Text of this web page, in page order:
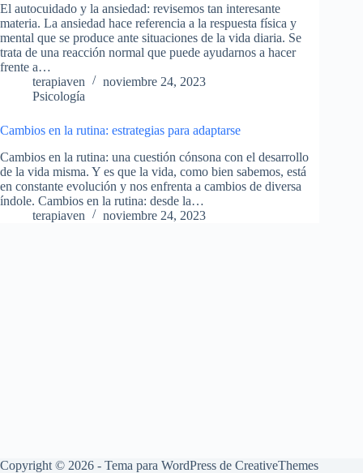
El autocuidado y la ansiedad: revisemos tan interesante
materia. La ansiedad hace referencia a la respuesta física y
mental que se produce ante situaciones de la vida diaria. Se
trata de una reacción normal que puede ayudarnos a hacer
frente a…
terapiaven
noviembre 24, 2023
Psicología
Cambios en la rutina: estrategias para adaptarse
Cambios en la rutina: una cuestión cónsona con el desarrollo
de la vida misma. Y es que la vida, como bien sabemos, está
en constante evolución y nos enfrenta a cambios de diversa
índole. Cambios en la rutina: desde la…
terapiaven
noviembre 24, 2023
Copyright © 2026 - Tema para WordPress de CreativeThemes